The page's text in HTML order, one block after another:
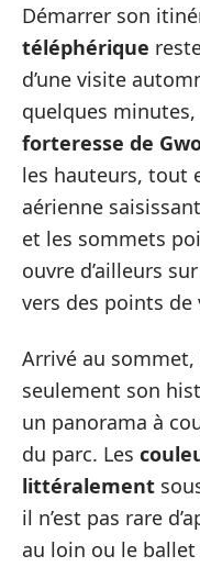
Démarrer son
téléphérique
d’une visite
quelques
forteresse de
les hauteurs, tout
aérienne
et les sommets
ouvre d’ailleurs
vers des points de
Arrivé au
seulement son
un panorama à
du parc. Les
littéralement
il n’est pas rare
au loin ou le